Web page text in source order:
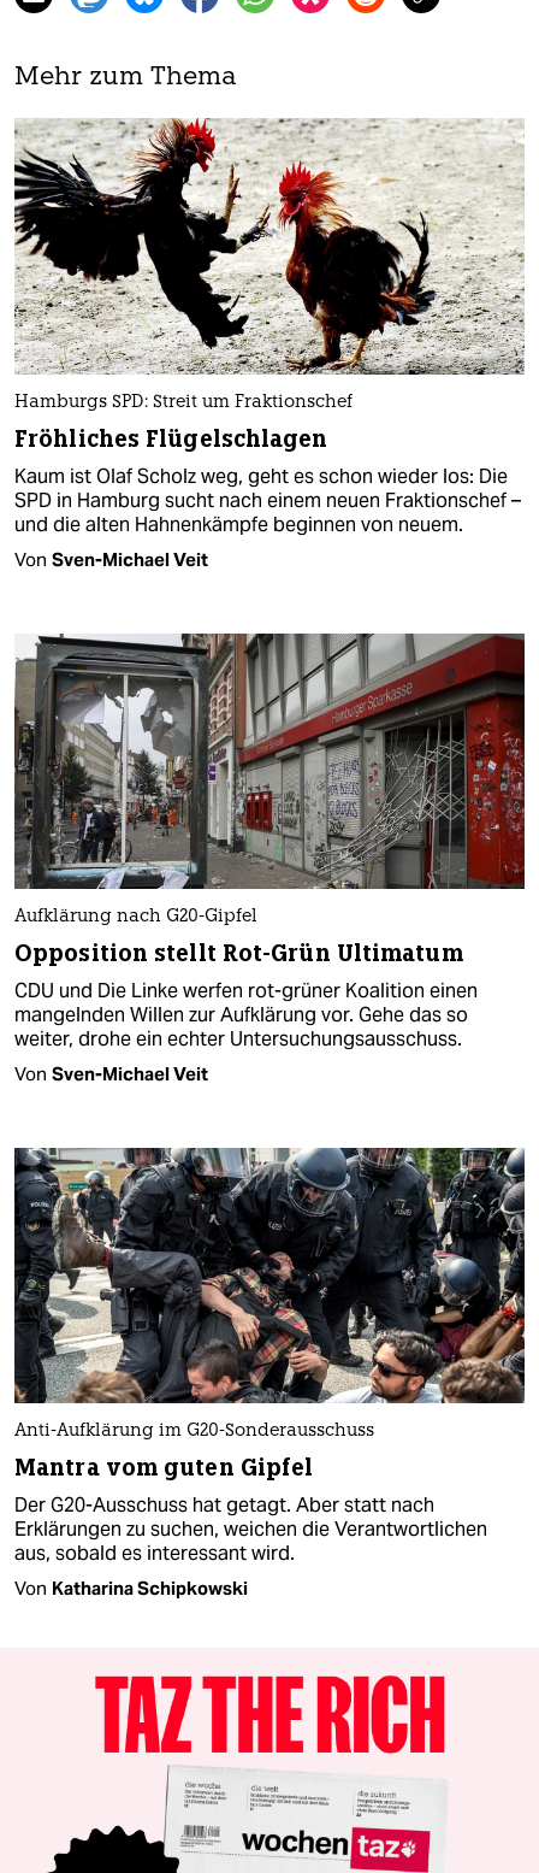
Mehr zum Thema
Hamburgs SPD: Streit um Fraktionschef
Fröhliches Flügelschlagen
Kaum ist Olaf Scholz weg, geht es schon wieder los: Die
SPD in Hamburg sucht nach einem neuen Fraktionschef –
und die alten Hahnenkämpfe beginnen von neuem.
Von Sven-Michael Veit
Aufklärung nach G20-Gipfel
Opposition stellt Rot-Grün Ultimatum
CDU und Die Linke werfen rot-grüner Koalition einen
mangelnden Willen zur Aufklärung vor. Gehe das so
weiter, drohe ein echter Untersuchungsausschuss.
Von Sven-Michael Veit
Anti-Aufklärung im G20-Sonderausschuss
Mantra vom guten Gipfel
Der G20-Ausschuss hat getagt. Aber statt nach
Erklärungen zu suchen, weichen die Verantwortlichen
aus, sobald es interessant wird.
Von Katharina Schipkowski